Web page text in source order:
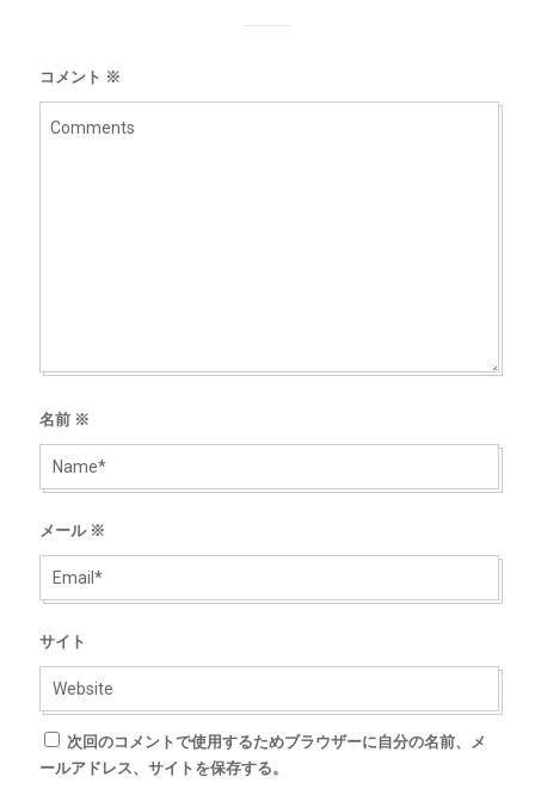
コメント ※
名前 ※
メール ※
サイト
次回のコメントで使用するためブラウザーに自分の名前、メ
ールアドレス、サイトを保存する。